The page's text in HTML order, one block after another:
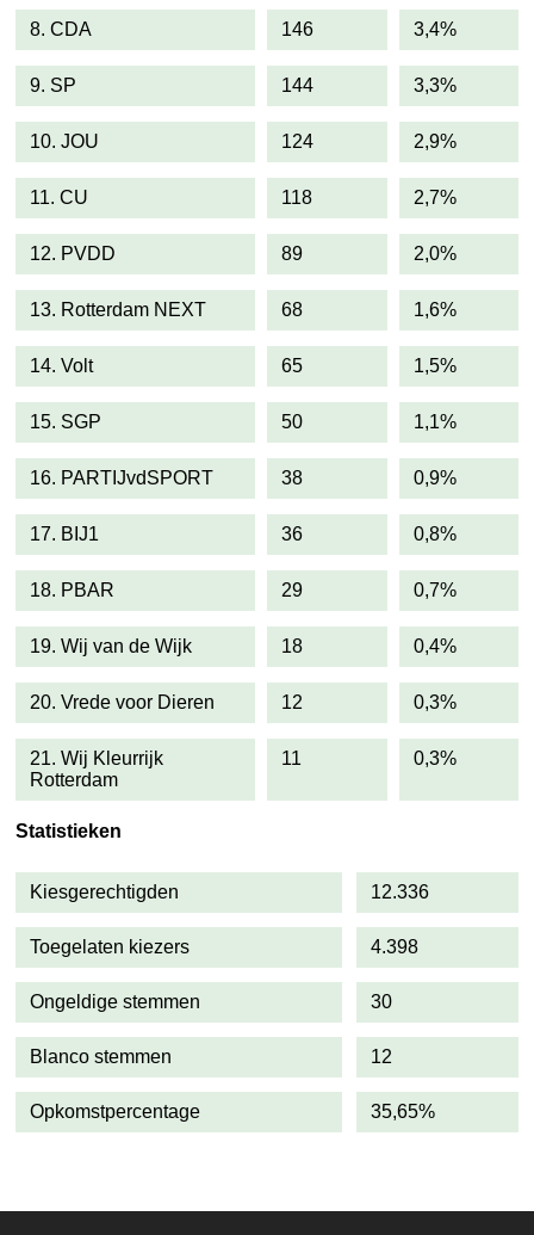
8. CDA 146 3,4%
9. SP 144 3,3%
10. JOU 124 2,9%
11. CU 118 2,7%
12. PVDD 89 2,0%
13. Rotterdam NEXT 68 1,6%
14. Volt 65 1,5%
15. SGP 50 1,1%
16. PARTIJvdSPORT 38 0,9%
17. BIJ1 36 0,8%
18. PBAR 29 0,7%
19. Wij van de Wijk 18 0,4%
20. Vrede voor Dieren 12 0,3%
21. Wij Kleurrijk
Rotterdam
11 0,3%
Statistieken
Kiesgerechtigden 12.336
Toegelaten kiezers 4.398
Ongeldige stemmen 30
Blanco stemmen 12
Opkomstpercentage 35,65%